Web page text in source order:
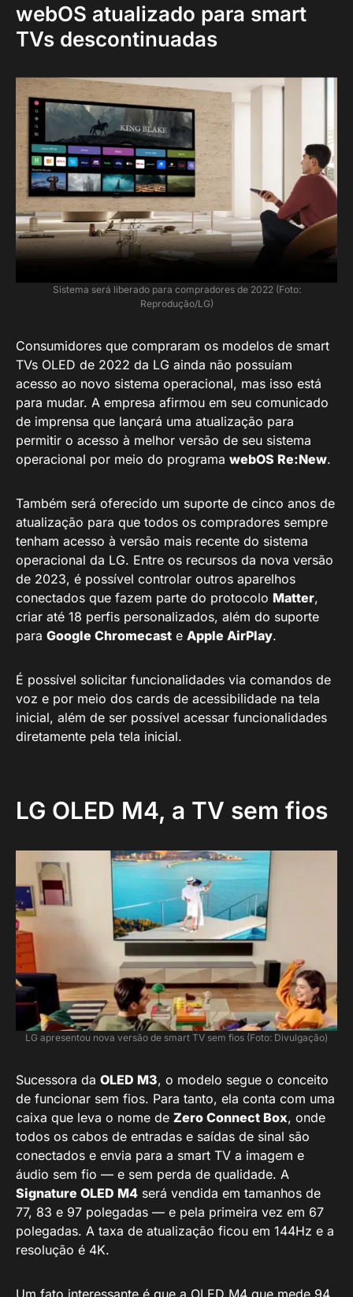
webOS atualizado para smart
TVs descontinuadas
Sistema será liberado para compradores de 2022 (Foto:
Reprodução/LG)
Consumidores que compraram os modelos de smart
TVs OLED de 2022 da LG ainda não possuíam
acesso ao novo sistema operacional, mas isso está
para mudar. A empresa afirmou em seu comunicado
de imprensa que lançará uma atualização para
permitir o acesso à melhor versão de seu sistema
operacional por meio do programa webOS Re:New.
Também será oferecido um suporte de cinco anos de
atualização para que todos os compradores sempre
tenham acesso à versão mais recente do sistema
operacional da LG. Entre os recursos da nova versão
de 2023, é possível controlar outros aparelhos
conectados que fazem parte do protocolo Matter,
criar até 18 perfis personalizados, além do suporte
para Google Chromecast e Apple AirPlay.
É possível solicitar funcionalidades via comandos de
voz e por meio dos cards de acessibilidade na tela
inicial, além de ser possível acessar funcionalidades
diretamente pela tela inicial.
LG OLED M4, a TV sem fios
LG apresentou nova versão de smart TV sem fios (Foto: Divulgação)
Sucessora da OLED M3, o modelo segue o conceito
de funcionar sem fios. Para tanto, ela conta com uma
caixa que leva o nome de Zero Connect Box, onde
todos os cabos de entradas e saídas de sinal são
conectados e envia para a smart TV a imagem e
áudio sem fio — e sem perda de qualidade. A
Signature OLED M4 será vendida em tamanhos de
77, 83 e 97 polegadas — e pela primeira vez em 67
polegadas. A taxa de atualização ficou em 144Hz e a
resolução é 4K.